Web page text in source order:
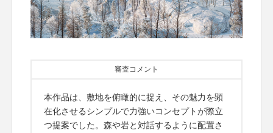
審査コメント
本作品は、敷地を俯瞰的に捉え、その魅力を顕
在化させるシンプルで力強いコンセプトが際立
つ提案でした。森や岩と対話するように配置さ